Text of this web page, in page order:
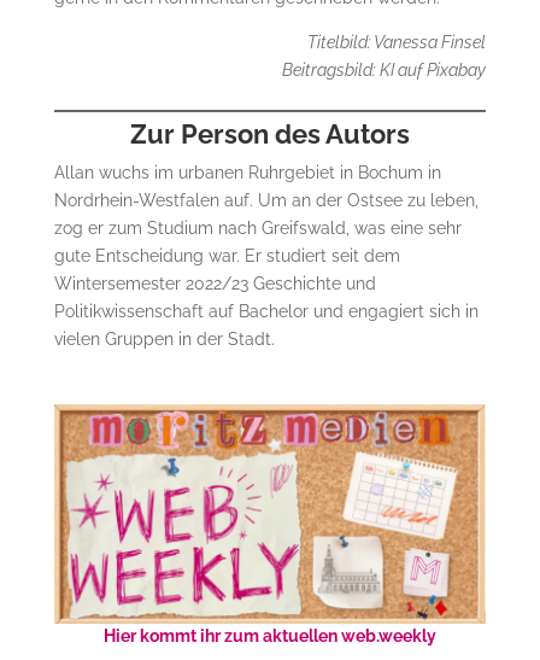
Titelbild: Vanessa Finsel
Beitragsbild: KI auf Pixabay
Zur Person des Autors
Allan wuchs im urbanen Ruhrgebiet in Bochum in
Nordrhein-Westfalen auf. Um an der Ostsee zu leben,
zog er zum Studium nach Greifswald, was eine sehr
gute Entscheidung war. Er studiert seit dem
Wintersemester 2022/23 Geschichte und
Politikwissenschaft auf Bachelor und engagiert sich in
vielen Gruppen in der Stadt.
Hier kommt ihr zum aktuellen web.weekly